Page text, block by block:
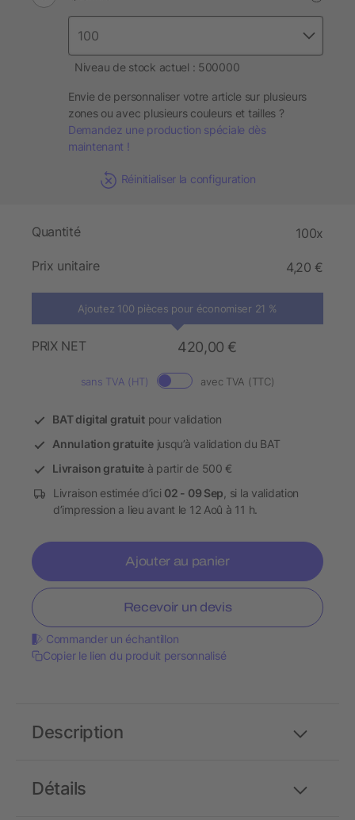
Niveau de stock actuel : 500000
Envie de personnaliser votre article sur plusieurs
zones ou avec plusieurs couleurs et tailles ?
Demandez une production spéciale dès
maintenant !
Réinitialiser la configuration
Quantité 100x
Prix unitaire 4,20 €
Ajoutez 100 pièces pour économiser 21 %
PRIX NET 420,00 €
sans TVA (HT) avec TVA (TTC)
BAT digital gratuitpour validation
Annulation gratuitejusqu’à validation du BAT
Livraison gratuite à partir de 500 €
Livraison estimée d’ici 02 - 09 Sep , si la validation
d’impression a lieu avant le 12 Aoû à 11 h.
Ajouter au panier
Recevoir un devis
Commander un échantillon
Copier le lien du produit personnalisé
Détails
Description